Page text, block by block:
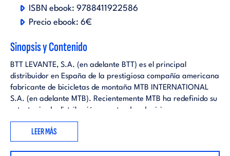
ISBN ebook: 9788411922586
Precio ebook: 6€
Sinopsis y Contenido
BTT LEVANTE, S.A. (en adelante BTT) es el principal
distribuidor en España de la prestigiosa compañía americana
fabricante de bicicletas de montaña MTB INTERNATIONAL
S.A. (en adelante MTB). Recientemente MTB ha redefinido su
estrategia de distribución y pretende adquirir a sus
principales distribuidores en Europa, con la finalidad de
completar su presencia en la cadena de valor.
Estamos a principios de marzo de 2026 y Manuel Pérez,
LEER MÁS